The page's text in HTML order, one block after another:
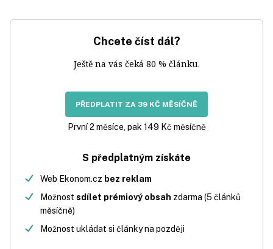
Chcete číst dál?
Ještě na vás čeká 80 % článku.
PŘEDPLATIT ZA 39 KČ MĚSÍČNĚ
První 2 měsíce, pak 149 Kč měsíčně
S předplatným získáte
Web Ekonom.cz bez reklam
Možnost sdílet prémiový obsah zdarma (5 článků
měsíčně)
Možnost ukládat si články na později